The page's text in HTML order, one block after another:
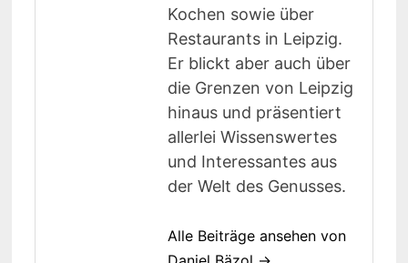
Kochen sowie über
Restaurants in Leipzig.
Er blickt aber auch über
die Grenzen von Leipzig
hinaus und präsentiert
allerlei Wissenswertes
und Interessantes aus
der Welt des Genusses.
Alle Beiträge ansehen von